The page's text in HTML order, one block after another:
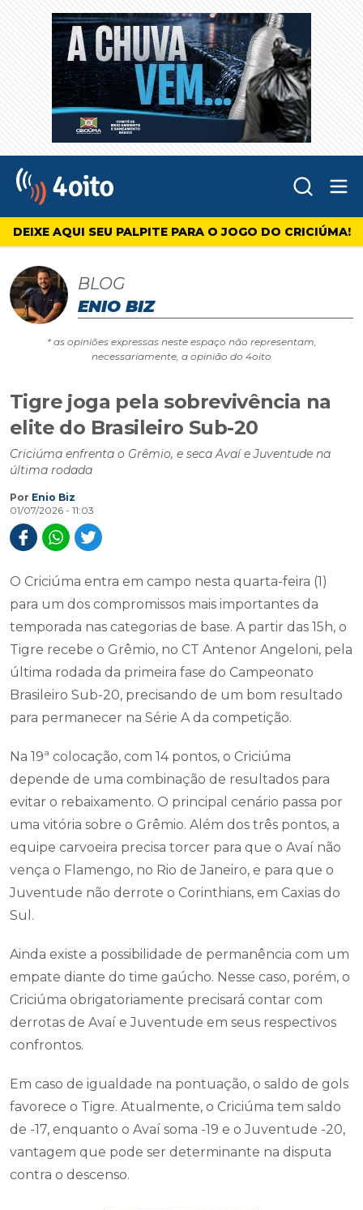
4oito
DEIXE AQUI SEU PALPITE PARA O JOGO DO CRICIÚMA!
BLOG
ENIO BIZ
* as opiniões expressas neste espaço não representam,
necessariamente, a opinião do 4oito
Tigre joga pela sobrevivência na
elite do Brasileiro Sub-20
Criciúma enfrenta o Grêmio, e seca Avaí e Juventude na
última rodada
Por Enio Biz
01/07/2026 - 11:03
O Criciúma entra em campo nesta quarta-feira (1)
para um dos compromissos mais importantes da
temporada nas categorias de base. A partir das 15h, o
Tigre recebe o Grêmio, no CT Antenor Angeloni, pela
última rodada da primeira fase do Campeonato
Brasileiro Sub-20, precisando de um bom resultado
para permanecer na Série A da competição.
Na 19ª colocação, com 14 pontos, o Criciúma
depende de uma combinação de resultados para
evitar o rebaixamento. O principal cenário passa por
uma vitória sobre o Grêmio. Além dos três pontos, a
equipe carvoeira precisa torcer para que o Avaí não
vença o Flamengo, no Rio de Janeiro, e para que o
Juventude não derrote o Corinthians, em Caxias do
Sul.
Ainda existe a possibilidade de permanência com um
empate diante do time gaúcho. Nesse caso, porém, o
Criciúma obrigatoriamente precisará contar com
derrotas de Avaí e Juventude em seus respectivos
confrontos.
Em caso de igualdade na pontuação, o saldo de gols
favorece o Tigre. Atualmente, o Criciúma tem saldo
de -17, enquanto o Avaí soma -19 e o Juventude -20,
vantagem que pode ser determinante na disputa
contra o descenso.